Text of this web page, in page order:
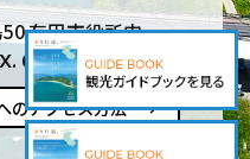
有田市役所内
0737-83-3108
のアクセス方法